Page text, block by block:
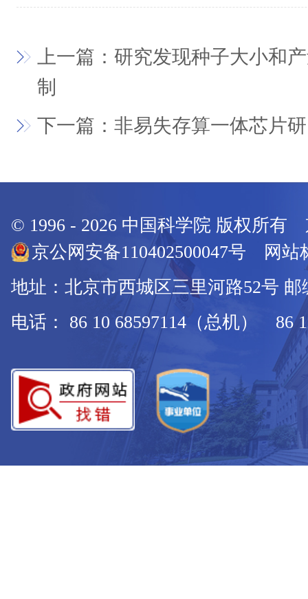
上一篇：研究发现种子大小和
制
下一篇：非易失存算一体芯片
© 1996 - 2026 中国科学院 版权所有
京公网安备110402500047号 网站
地址：北京市西城区三里河路52号 邮
电话： 86 10 68597114（总机） 86